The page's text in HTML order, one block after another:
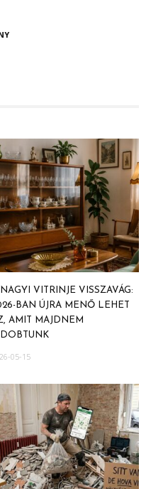
VITRINJE VISSZAVÁG:
BAN ÚJRA MENŐ LEHET
AMIT MAJDNEM
05-15